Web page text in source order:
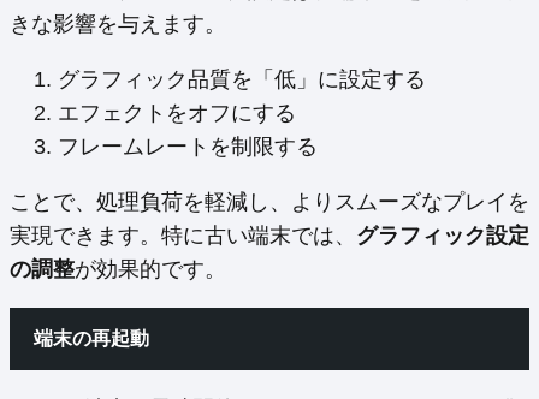
きな影響を与えます。
グラフィック品質を「低」に設定する
エフェクトをオフにする
フレームレートを制限する
ことで、処理負荷を軽減し、よりスムーズなプレイを
実現できます。特に古い端末では、 グラフィック設定
の調整が効果的です。
端末の再起動